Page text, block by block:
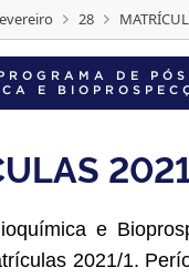
28
DE
E
e
2021/1.